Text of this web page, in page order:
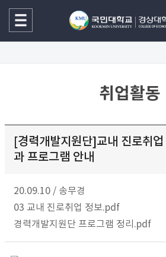
취업활동
[경력개발지원단]교내 진로취
과 프로그램 안내
20.09.10 / 송무경
03 교내 진로취업 정보.pdf
경력개발지원단 프로그램 정리.pdf